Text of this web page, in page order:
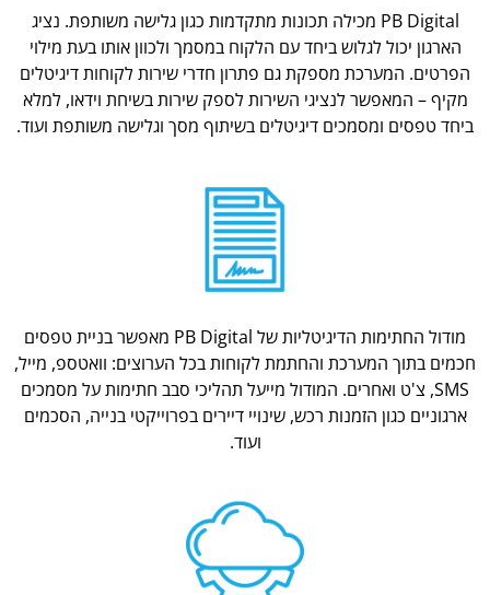
PB Digital מכילה תכונות מתקדמות כגון גלישה משותפת. נציג
הארגון יכול לגלוש ביחד עם הלקוח במסמך ולכוון אותו בעת מילוי
הפרטים. המערכת מספקת גם פתרון חדרי שירות לקוחות דיגיטלים
מקיף – המאפשר לנציגי השירות לספק שירות בשיחת וידאו, למלא
ביחד טפסים ומסמכים דיגיטלים בשיתוף מסך וגלישה משותפת ועוד.
מודול החתימות הדיגיטליות של PB Digital מאפשר בניית טפסים
חכמים בתוך המערכת והחתמת לקוחות בכל הערוצים: וואטספ, מייל,
SMS, צ'ט ואחרים. המודול מייעל תהליכי סבב חתימות על מסמכים
ארגוניים כגון הזמנות רכש, שינויי דיירים בפרוייקטי בנייה, הסכמים
ועוד.